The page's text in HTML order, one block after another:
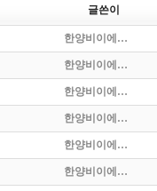
글쓴이
한양비이에…
한양비이에…
한양비이에…
한양비이에…
한양비이에…
한양비이에…